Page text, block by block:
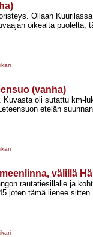
Ollaan
oikealta puolelta,
(vanha)
Kuvasta oli sutattu km-​
etelän
välillä
rautatiesillalle ja
joten tämä lienee sitten